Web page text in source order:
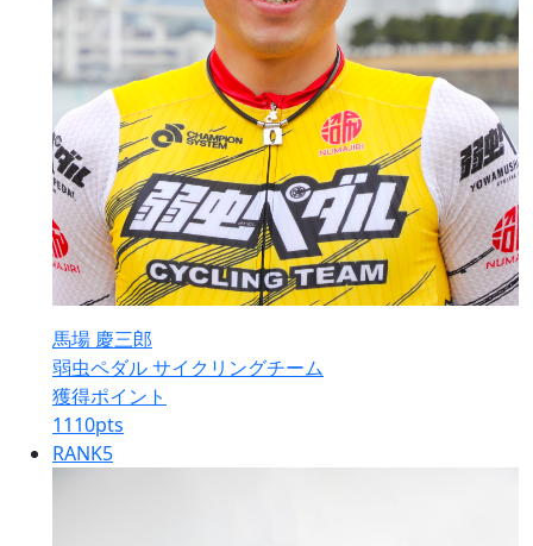
馬場 慶三郎
弱虫ペダル サイクリングチーム
獲得ポイント
1110pts
RANK5